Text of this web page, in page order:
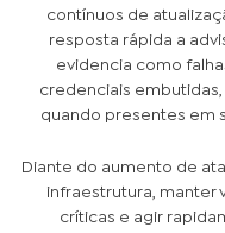
contínuos de
resposta rápida a
evidencia como
credenciais
quando presentes em
Diante do aumento de
infraestrutura, manter
críticas e agir